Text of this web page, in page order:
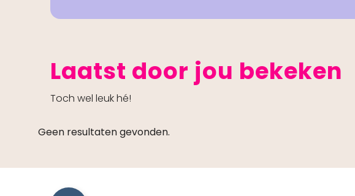
Laatst door jou bekeken
Toch wel leuk hé!
Geen resultaten gevonden.